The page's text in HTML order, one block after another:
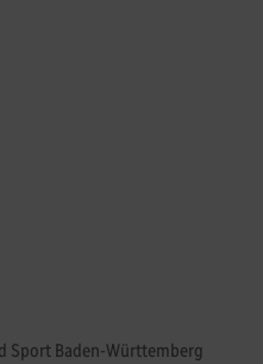
Sport Baden-Württemberg